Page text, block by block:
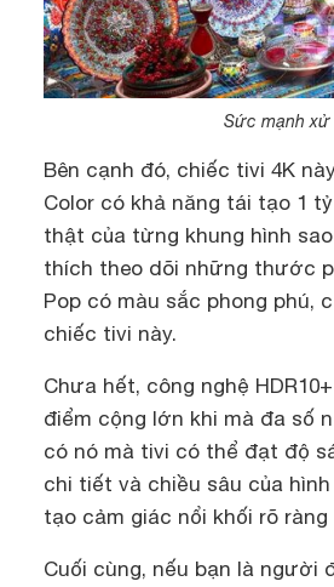
Sức mạnh xử
Bên cạnh đó, chiếc tivi 4K
Color có khả năng tái tạo 1
thật của từng khung hình
thích theo dõi những thước
Pop có màu sắc phong
chiếc tivi này.
Chưa hết, công nghệ
điểm cộng lớn khi mà đa số
có nó mà tivi có thể đạt độ
chi tiết và chiều sâu của
tạo cảm giác nổi khối rõ
Cuối cùng, nếu bạn là